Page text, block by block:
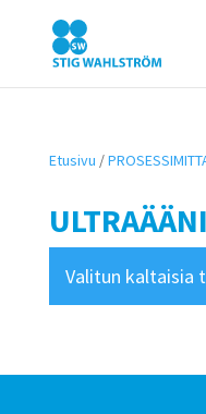
Etusivu /
Valitun kaltaisia